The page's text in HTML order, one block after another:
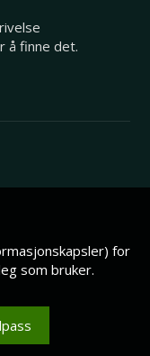
å finne det.
for
som bruker.